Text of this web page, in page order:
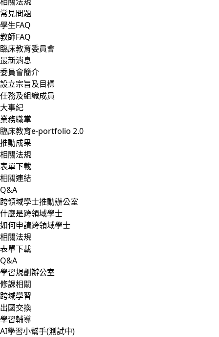
常見問題
學生FAQ
教師FAQ
臨床教育委員會
最新消息
委員會簡介
設立宗旨及目標
任務及組織成員
大事紀
業務職掌
臨床教育e-portfolio 2.0
推動成果
相關法規
表單下載
相關連結
Q&A
跨領域學士推動辦公室
什麼是跨領域學士
如何申請跨領域學士
相關法規
表單下載
Q&A
學習規劃辦公室
修課相關
跨域學習
出國交換
學習輔導
AI學習小幫手(測試中)